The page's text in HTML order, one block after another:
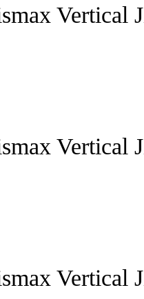
Vertical
Vertical
Vertical